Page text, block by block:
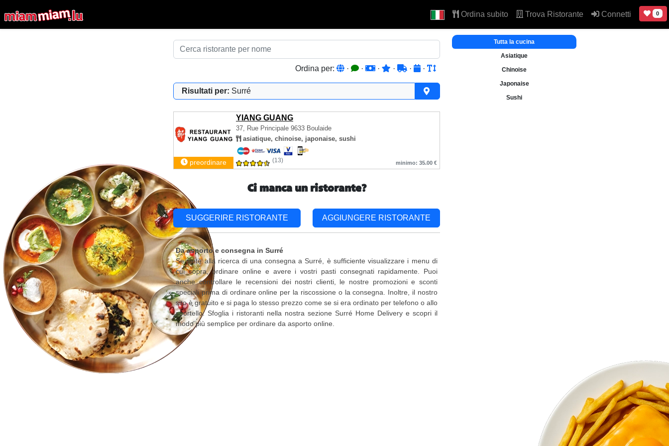
Ordina subito Trova Ristorante Connetti 0
Ordina per: · · · · · ·
Risultati per: Surré
YIANG GUANG
37, Rue Principale 9633 Boulaide
asiatique, chinoise, japonaise, sushi
preordinare (13) minimo: 35.00 €
Tutta la cucina
Asiatique
Chinoise
Japonaise
Sushi
Ci manca un ristorante?
SUGGERIRE RISTORANTE AGGIUNGERE RISTORANTE
Da asporto e consegna in Surré
Se siete alla ricerca di una consegna a Surré, è sufficiente visualizzare i menu di
cui sopra, ordinare online e avere i vostri pasti consegnati rapidamente. Puoi
anche controllare le recensioni dei nostri clienti, le nostre promozioni e sconti
speciali prima di ordinare online per la riscossione o la consegna. Inoltre, il nostro
sito è gratuito e si paga lo stesso prezzo come se si era ordinato per telefono o allo
sportello. Sfoglia i ristoranti nella nostra sezione Surré Home Delivery e scopri il
modo più semplice per ordinare da asporto online.